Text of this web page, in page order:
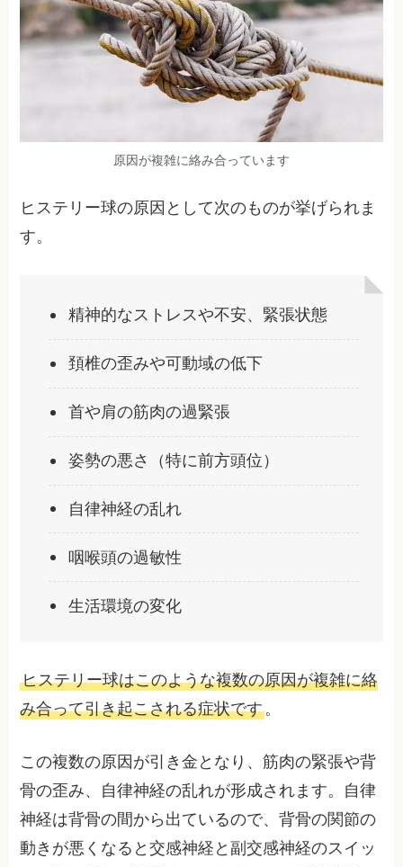
原因が複雑に絡み合っています
ヒステリー球の原因として次のものが挙げられま
す。
精神的なストレスや不安、緊張状態
頚椎の歪みや可動域の低下
首や肩の筋肉の過緊張
姿勢の悪さ（特に前方頭位）
自律神経の乱れ
咽喉頭の過敏性
生活環境の変化
ヒステリー球はこのような複数の原因が複雑に絡
み合って引き起こされる症状です。
この複数の原因が引き金となり、筋肉の緊張や背
骨の歪み、自律神経の乱れが形成されます。自律
神経は背骨の間から出ているので、背骨の関節の
動きが悪くなると交感神経と副交感神経のスイッ